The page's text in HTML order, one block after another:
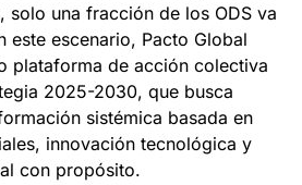
solo una fracción de los ODS va
este escenario, Pacto Global
plataforma de acción colectiva
2025-2030, que busca
sistémica basada en
innovación tecnológica y
con propósito.